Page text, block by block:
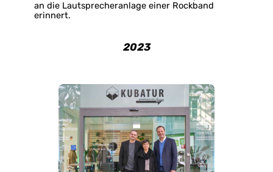
an die Lautsprecheranlage einer Rockband
erinnert.
2023